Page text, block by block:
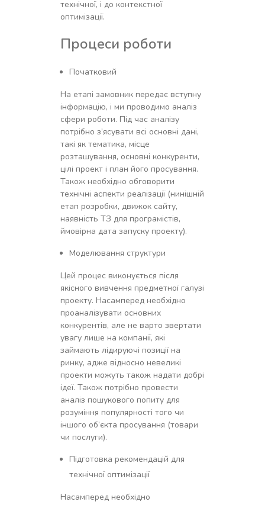
технічної, і до контекстної
оптимізації.
Процеси роботи
Початковий
На етапі замовник передає вступну
інформацію, і ми проводимо аналіз
сфери роботи. Під час аналізу
потрібно з’ясувати всі основні дані,
такі як тематика, місце
розташування, основні конкуренти,
цілі проект і план його просування.
Також необхідно обговорити
технічні аспекти реалізації (нинішній
етап розробки, движок сайту,
наявність ТЗ для програмістів,
ймовірна дата запуску проекту).
Моделювання структури
Цей процес виконується після
якісного вивчення предметної галузі
проекту. Насамперед необхідно
проаналізувати основних
конкурентів, але не варто звертати
увагу лише на компанії, які
займають лідируючі позиції на
ринку, адже відносно невеликі
проекти можуть також надати добрі
ідеї. Також потрібно провести
аналіз пошукового попиту для
розуміння популярності того чи
іншого об’єкта просування (товари
чи послуги).
Підготовка рекомендацій для
технічної оптимізації
Насамперед необхідно